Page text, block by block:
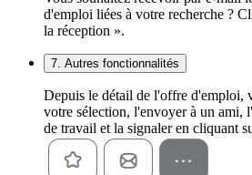
d'emploi liées à votre recherche ?
la réception ».
7. Autres fonctionnalités
Depuis le détail de l'offre d'emploi,
votre sélection, l'envoyer à un ami,
de travail et la signaler en cliquant